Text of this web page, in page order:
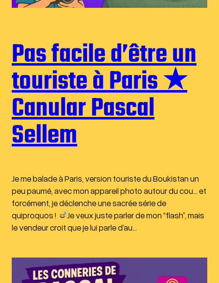
Pas facile d’être un
touriste à Paris ★
Canular Pascal
Sellem
Je me balade à Paris, version touriste du Boukistan un
peu paumé, avec mon appareil photo autour du cou… et
forcément, je déclenche une sacrée série de
quiproquos !
Je veux juste parler de mon “flash”, mais
le vendeur croit que je lui parle d’au…